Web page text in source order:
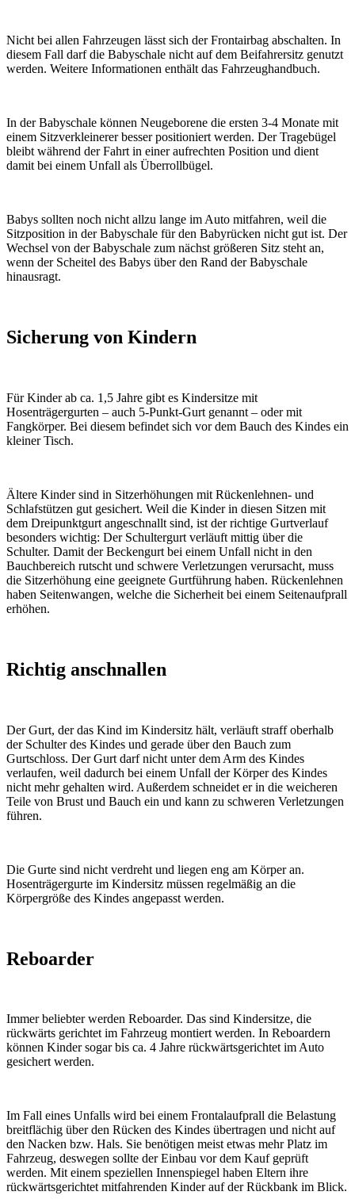
Nicht bei allen Fahrzeugen lässt sich der Frontairbag abschalten. In
diesem Fall darf die Babyschale nicht auf dem Beifahrersitz genutzt
werden. Weitere Informationen enthält das Fahrzeughandbuch.
In der Babyschale können Neugeborene die ersten 3-4 Monate mit
einem Sitzverkleinerer besser positioniert werden. Der Tragebügel
bleibt während der Fahrt in einer aufrechten Position und dient
damit bei einem Unfall als Überrollbügel.
Babys sollten noch nicht allzu lange im Auto mitfahren, weil die
Sitzposition in der Babyschale für den Babyrücken nicht gut ist. Der
Wechsel von der Babyschale zum nächst größeren Sitz steht an,
wenn der Scheitel des Babys über den Rand der Babyschale
hinausragt.
Sicherung von Kindern
Für Kinder ab ca. 1,5 Jahre gibt es Kindersitze mit
Hosenträgergurten – auch 5-Punkt-Gurt genannt – oder mit
Fangkörper. Bei diesem befindet sich vor dem Bauch des Kindes ein
kleiner Tisch.
Ältere Kinder sind in Sitzerhöhungen mit Rückenlehnen- und
Schlafstützen gut gesichert. Weil die Kinder in diesen Sitzen mit
dem Dreipunktgurt angeschnallt sind, ist der richtige Gurtverlauf
besonders wichtig: Der Schultergurt verläuft mittig über die
Schulter. Damit der Beckengurt bei einem Unfall nicht in den
Bauchbereich rutscht und schwere Verletzungen verursacht, muss
die Sitzerhöhung eine geeignete Gurtführung haben. Rückenlehnen
haben Seitenwangen, welche die Sicherheit bei einem Seitenaufprall
erhöhen.
Richtig anschnallen
Der Gurt, der das Kind im Kindersitz hält, verläuft straff oberhalb
der Schulter des Kindes und gerade über den Bauch zum
Gurtschloss. Der Gurt darf nicht unter dem Arm des Kindes
verlaufen, weil dadurch bei einem Unfall der Körper des Kindes
nicht mehr gehalten wird. Außerdem schneidet er in die weicheren
Teile von Brust und Bauch ein und kann zu schweren Verletzungen
führen.
Die Gurte sind nicht verdreht und liegen eng am Körper an.
Hosenträgergurte im Kindersitz müssen regelmäßig an die
Körpergröße des Kindes angepasst werden.
Reboarder
Immer beliebter werden Reboarder. Das sind Kindersitze, die
rückwärts gerichtet im Fahrzeug montiert werden. In Reboardern
können Kinder sogar bis ca. 4 Jahre rückwärtsgerichtet im Auto
gesichert werden.
Im Fall eines Unfalls wird bei einem Frontalaufprall die Belastung
breitflächig über den Rücken des Kindes übertragen und nicht auf
den Nacken bzw. Hals. Sie benötigen meist etwas mehr Platz im
Fahrzeug, deswegen sollte der Einbau vor dem Kauf geprüft
werden. Mit einem speziellen Innenspiegel haben Eltern ihre
rückwärtsgerichtet mitfahrenden Kinder auf der Rückbank im Blick.